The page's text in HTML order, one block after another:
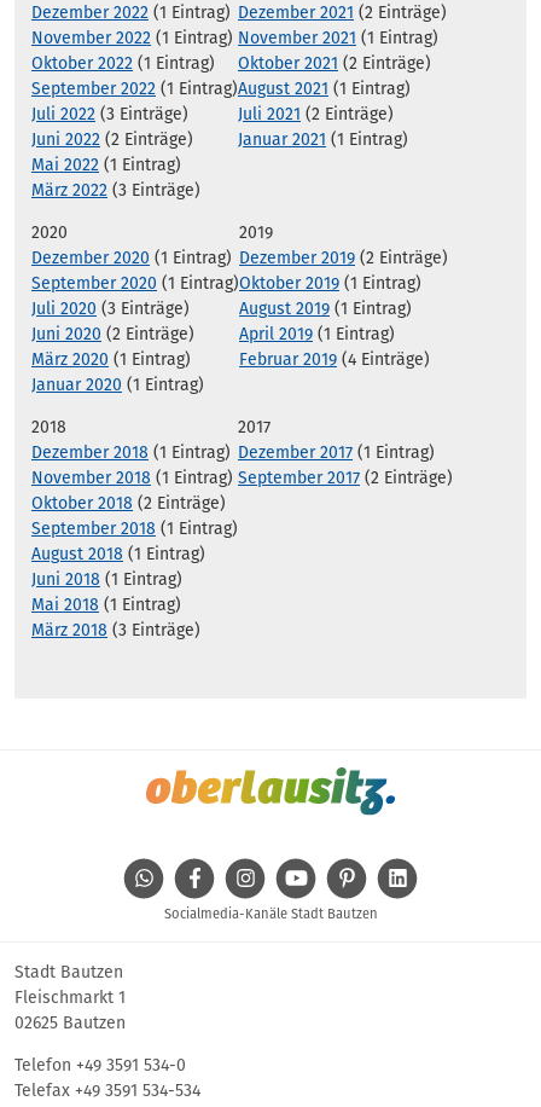
Dezember 2022 (1 Eintrag)
November 2022 (1 Eintrag)
Oktober 2022 (1 Eintrag)
September 2022 (1 Eintrag)
Juli 2022 (3 Einträge)
Juni 2022 (2 Einträge)
Mai 2022 (1 Eintrag)
März 2022 (3 Einträge)
Dezember 2021 (2 Einträge)
November 2021 (1 Eintrag)
Oktober 2021 (2 Einträge)
August 2021 (1 Eintrag)
Juli 2021 (2 Einträge)
Januar 2021 (1 Eintrag)
2020
Dezember 2020 (1 Eintrag)
September 2020 (1 Eintrag)
Juli 2020 (3 Einträge)
Juni 2020 (2 Einträge)
März 2020 (1 Eintrag)
Januar 2020 (1 Eintrag)
2019
Dezember 2019 (2 Einträge)
Oktober 2019 (1 Eintrag)
August 2019 (1 Eintrag)
April 2019 (1 Eintrag)
Februar 2019 (4 Einträge)
2018
Dezember 2018 (1 Eintrag)
November 2018 (1 Eintrag)
Oktober 2018 (2 Einträge)
September 2018 (1 Eintrag)
August 2018 (1 Eintrag)
Juni 2018 (1 Eintrag)
Mai 2018 (1 Eintrag)
März 2018 (3 Einträge)
2017
Dezember 2017 (1 Eintrag)
September 2017 (2 Einträge)
WhatsAppFacebookInstagramYoutube Pinterest
Socialmedia-Kanäle Stadt Bautzen
Stadt Bautzen
Fleischmarkt 1
02625 Bautzen
Telefon +49 3591 534-0
Telefax +49 3591 534-534